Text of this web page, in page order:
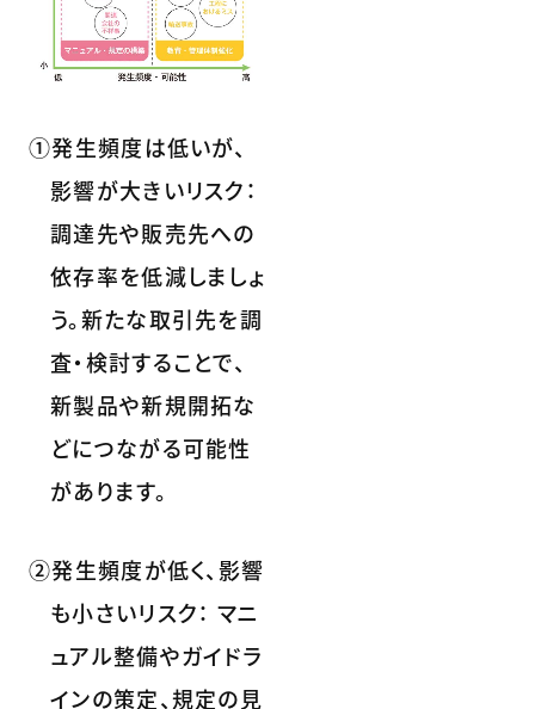
①発生頻度は低いが、
影響が大きいリスク：
調達先や販売先への
依存率を低減しましょ
う。新たな取引先を調
査・検討することで、
新製品や新規開拓な
どにつながる可能性
があります。
②発生頻度が低く、影響
も小さいリスク： マニ
ュアル整備やガイドラ
インの策定、規定の見